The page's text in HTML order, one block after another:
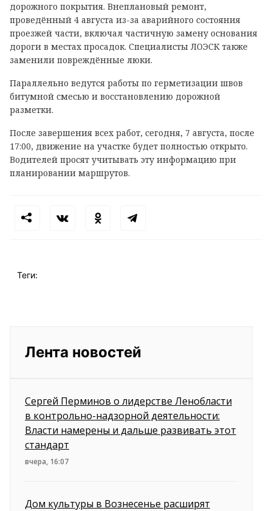
дорожного покрытия. Внеплановый ремонт,
проведённый 4 августа из-за аварийного состояния
проезжей части, включал частичную замену основания
дороги в местах просадок. Специалисты ЛОЭСК также
заменили повреждённые люки.
Параллельно ведутся работы по герметизации швов
битумной смесью и восстановлению дорожной
разметки.
После завершения всех работ, сегодня, 7 августа, после
17:00, движение на участке будет полностью открыто.
Водителей просят учитывать эту информацию при
планировании маршрутов.
Теги:
Лента новостей
Сергей Перминов о лидерстве Ленобласти
в контрольно-надзорной деятельности:
Власти намерены и дальше развивать этот
стандарт
вчера, 16:07
Дом культуры в Вознесенье расширят